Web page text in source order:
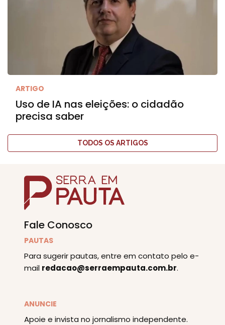
ARTIGO
Uso de IA nas eleições: o cidadão
precisa saber
TODOS OS ARTIGOS
Fale Conosco
PAUTAS
Para sugerir pautas, entre em contato pelo e-
mail redacao@serraempauta.com.br.
ANUNCIE
Apoie e invista no jornalismo independente.